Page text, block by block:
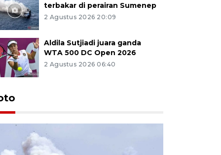
terbakar di perairan Sumenep
2 Agustus 2026 20:09
Aldila Sutjiadi juara ganda
WTA 500 DC Open 2026
2 Agustus 2026 06:40